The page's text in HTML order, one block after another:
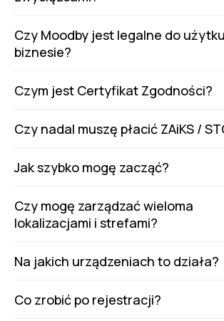
Czy Moodby jest legalne do
biznesie?
Czym jest Certyfikat Zgodności?
Czy nadal muszę płacić ZAiKS /
Jak szybko mogę zacząć?
Czy mogę zarządzać wieloma
lokalizacjami i strefami?
Na jakich urządzeniach to działa?
Co zrobić po rejestracji?